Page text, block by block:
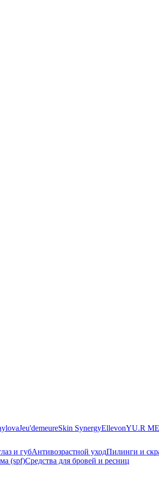
Jeu'demeureSkin SynergyEllevonYU.R ME
и губАнтивозрастной уходПилинги и
(spf)Средства для бровей и ресниц